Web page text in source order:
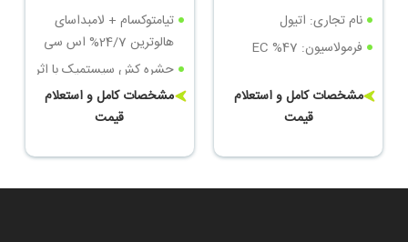
تیامتوکسام + لامبداسای
هالوترین 24/7% اس سی
حشره کش سیستمیک با اثر
تماسی و گوارشی سریع
مشخصات کامل و استعلام
قیمت
نام تجاری: اتیول
فرمولاسیون: EC %47
مشخصات کامل و استعلام
قیمت